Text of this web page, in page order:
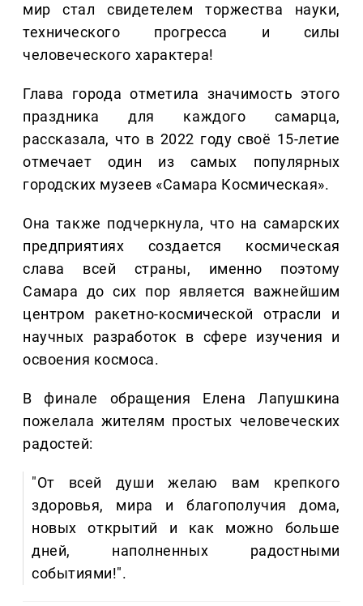
мир стал свидетелем торжества науки,
технического прогресса и силы
человеческого характера!
Глава города отметила значимость этого
праздника для каждого самарца,
рассказала, что в 2022 году своё 15-летие
отмечает один из самых популярных
городских музеев «Самара Космическая».
Она также подчеркнула, что на самарских
предприятиях создается космическая
слава всей страны, именно поэтому
Самара до сих пор является важнейшим
центром ракетно-космической отрасли и
научных разработок в сфере изучения и
освоения космоса.
В финале обращения Елена Лапушкина
пожелала жителям простых человеческих
радостей:
"От всей души желаю вам крепкого
здоровья, мира и благополучия дома,
новых открытий и как можно больше
дней, наполненных радостными
событиями!".